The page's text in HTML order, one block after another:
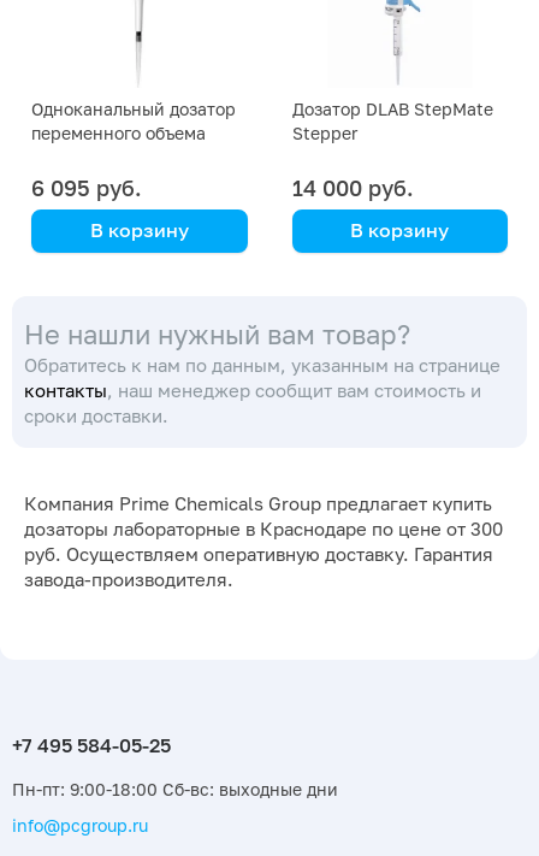
Одноканальный дозатор
переменного объема
6 095 руб.
В корзину
Дозатор DLAB StepMate
Stepper
14 000 руб.
В корзину
Не нашли нужный вам товар?
Обратитесь к нам по данным, указанным на странице
контакты, наш менеджер сообщит вам стоимость и
сроки доставки.
Компания Prime Chemicals Group предлагает купить
дозаторы лабораторные в Краснодаре по цене от 300
руб. Осуществляем оперативную доставку. Гарантия
завода-производителя.
Пн-пт: 9:00-18:00 Сб-вс: выходные дни
info@pcgroup.ru